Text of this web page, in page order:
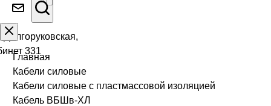
331
Главная
Кабели силовые
Кабели силовые с пластмассовой изоляцией
Кабель ВБШв-ХЛ